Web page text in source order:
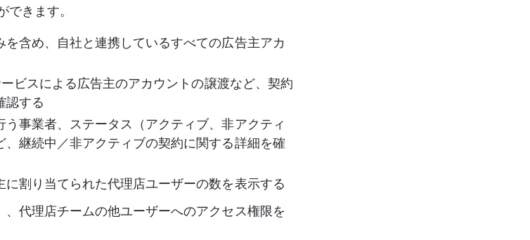
できます。
含め、自社と連携しているすべての広告主アカ
ビスによる広告主のアカウントの譲渡など、契約
認する
う事業者、ステータス（アクティブ、非アクティ
、継続中／非アクティブの契約に関する詳細を確
に割り当てられた代理店ユーザーの数を表示する
代理店チームの他ユーザーへのアクセス権限を